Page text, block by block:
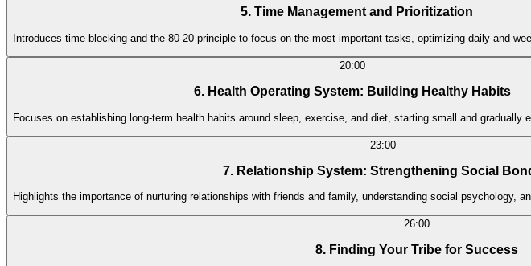
5. Time Management and Prioritization
Introduces time blocking and the 80-20 principle to focus on the most important tasks, optimizing daily and
20:00
6. Health Operating System: Building Healthy Habits
Focuses on establishing long-term health habits around sleep, exercise, and diet, starting small and gradually
23:00
7. Relationship System: Strengthening Social
Highlights the importance of nurturing relationships with friends and family, understanding social psychology,
26:00
8. Finding Your Tribe for Success